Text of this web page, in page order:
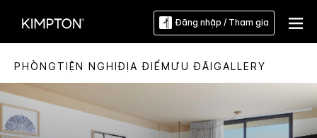
Đăng nhập / Tham gia
PHÒNG TIỆN NGHIĐỊA ĐIỂMƯU ĐÃIGALLERY